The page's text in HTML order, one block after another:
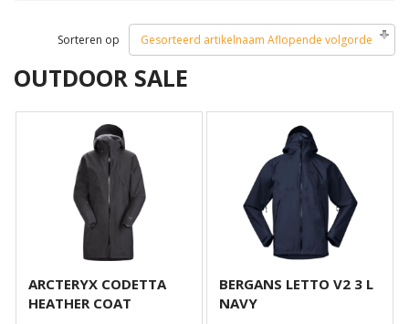
Sorteren op Gesorteerd artikelnaam Aflopende volgorde
OUTDOOR SALE
ARCTERYX CODETTA
HEATHER COAT
BERGANS LETTO V2 3 L
NAVY